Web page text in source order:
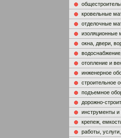
кровельные
отделочные
изоляционные
окна, двери,
отопление и
инженерное
строительное
подъемное
дорожно-
инструменты
крепеж,
работы,